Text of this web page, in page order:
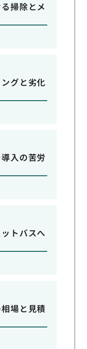
掃除とメ
グと劣化
入の苦労
トバスへ
場と見積